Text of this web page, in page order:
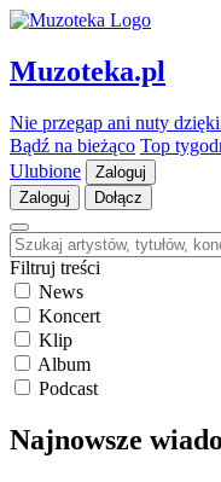
Muzoteka.pl
Nie przegap ani nuty
Bądź na bieżąco Top
Ulubione
Zaloguj
Zaloguj
Dołącz
Filtruj treści
News
Koncert
Klip
Album
Podcast
Najnowsze